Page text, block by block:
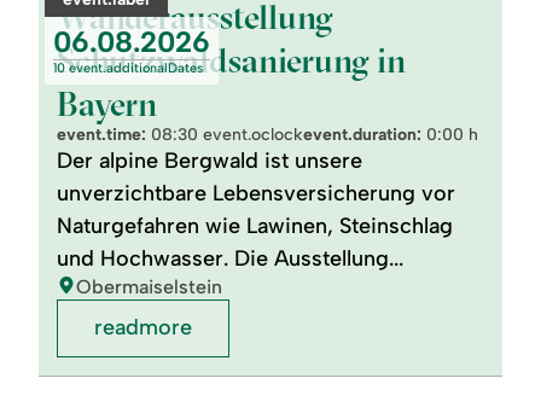
event.nextDate:
06.08.2026
10 event.additionalDates
Wanderausstellung
Schutzwaldsanierung in
Bayern
event.time: 08:30 event.oclockevent.duration: 0:00 h
Der alpine Bergwald ist unsere
unverzichtbare Lebensversicherung vor
Naturgefahren wie Lawinen, Steinschlag
und Hochwasser. Die Ausstellung...
location:
Obermaiselstein
Bayern
readmore
readmore: